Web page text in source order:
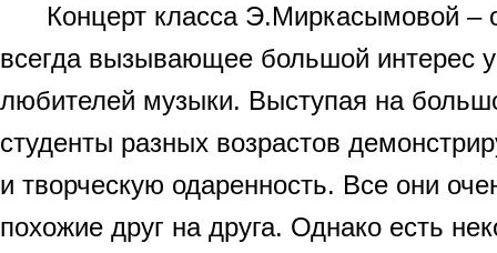
Концерт класса Э.Миркасымовой –
всегда вызывающее большой интерес
любителей музыки. Выступая на
студенты разных возрастов
и творческую одаренность. Все они
похожие друг на друга. Однако есть